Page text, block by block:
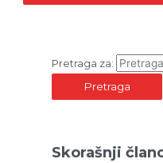
Pretraga za:
Skorašnji